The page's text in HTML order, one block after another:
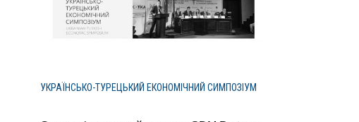
УКРАЇНСЬКО-ТУРЕЦЬКИЙ ЕКОНОМІЧНИЙ СИМПОЗІУМ